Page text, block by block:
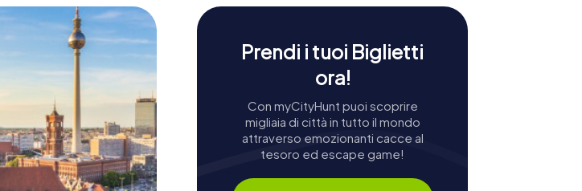
Prendi i tuoi Biglietti
ora!
Con myCityHunt puoi scoprire
migliaia di città in tutto il mondo
attraverso emozionanti cacce al
tesoro ed escape game!